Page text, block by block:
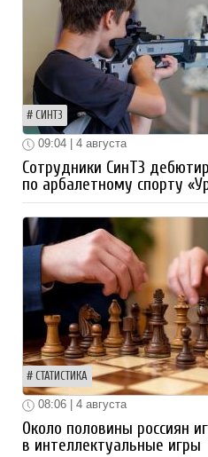
СИНТЗ
09:04 | 4 августа
Сотрудники СинТЗ
по арбалетному спорту
СТАТИСТИКА
08:06 | 4 августа
Около половины россиян
в интеллектуальные игры